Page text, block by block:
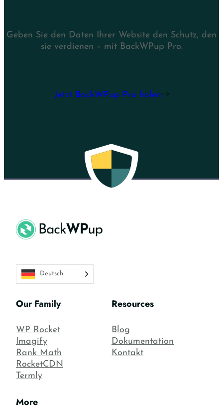
Geben Sie den Daten Ihrer Website den Schutz, den
sie verdienen – mit BackWPup Pro.
Jetzt BackWPup Pro holen
Deutsch
Our Family
WP Rocket
Imagify
Rank Math
RocketCDN
Termly
Resources
Blog
Dokumentation
Kontakt
More